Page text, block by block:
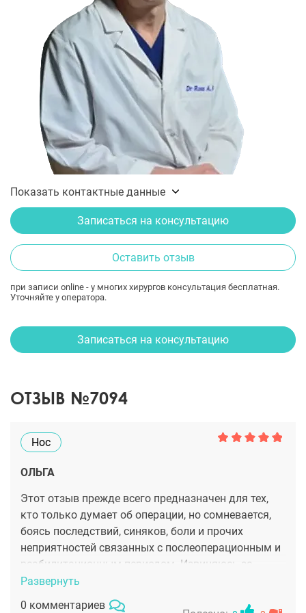
Показать контактные данные
Записаться на консультацию
Оставить отзыв
при записи online - у многих хирургов консультация бесплатная.
Уточняйте у оператора.
Записаться на консультацию
ОТЗЫВ №7094
Нос
ОЛЬГА
Этот отзыв прежде всего предназначен для тех,
кто только думает об операции, но сомневается,
боясь последствий, синяков, боли и прочих
неприятностей связанных с послеоперационным и
реабилитационным периодом. Извиняюсь за
долгое вступление. Итак, мне 25 и мой нос
причинял мне не только косметический
Развернуть
0 комментариев